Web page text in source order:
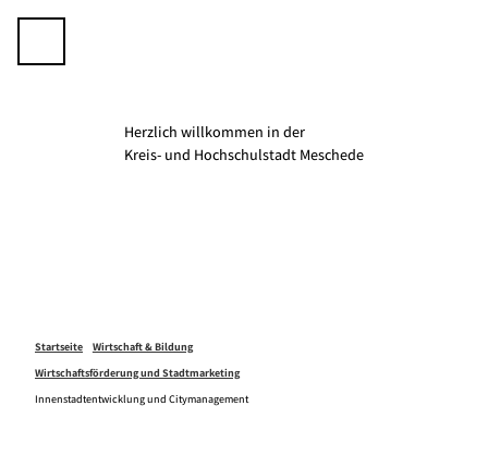
Herzlich willkommen in der
K­­­­reis- und Hochschulstadt Meschede
Startseite
Wirtschaft & Bildung
Wirtschaftsförderung und Stadtmarketing
Innenstadtentwicklung und Citymanagement